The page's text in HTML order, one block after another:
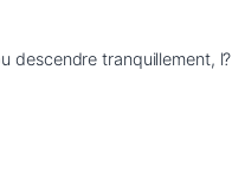
descendre tranquillement, l?